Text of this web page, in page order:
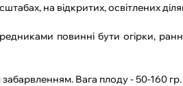
на відкритих, освітлених
повинні бути огірки,
Вага плоду - 50-160